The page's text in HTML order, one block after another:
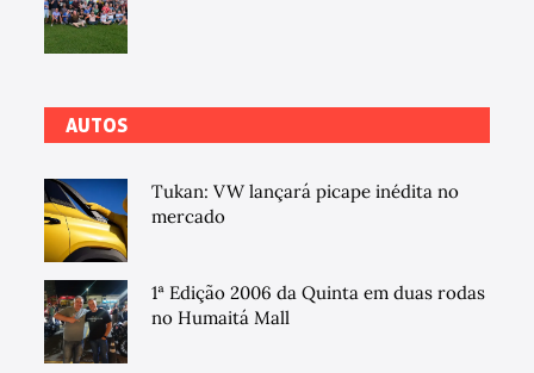
AUTOS
Tukan: VW lançará picape inédita no
mercado
1ª Edição 2006 da Quinta em duas rodas
no Humaitá Mall